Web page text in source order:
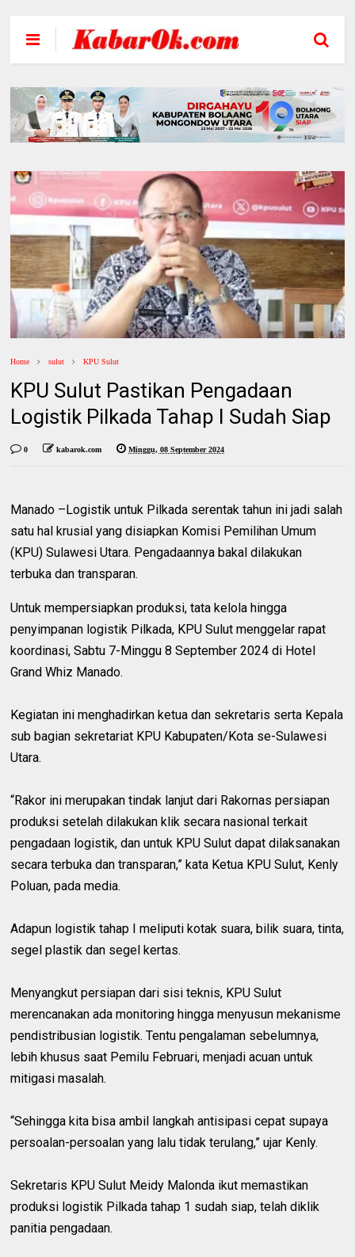
Home sulut KPU Sulut
KPU Sulut Pastikan Pengadaan
Logistik Pilkada Tahap I Sudah Siap
0 kabarok.com Minggu, 08 September 2024
Manado –Logistik untuk Pilkada serentak tahun ini jadi salah
satu hal krusial yang disiapkan Komisi Pemilihan Umum
(KPU) Sulawesi Utara. Pengadaannya bakal dilakukan
terbuka dan transparan.
Untuk mempersiapkan produksi, tata kelola hingga
penyimpanan logistik Pilkada, KPU Sulut menggelar rapat
koordinasi, Sabtu 7-Minggu 8 September 2024 di Hotel
Grand Whiz Manado.
Kegiatan ini menghadirkan ketua dan sekretaris serta Kepala
sub bagian sekretariat KPU Kabupaten/Kota se-Sulawesi
Utara.
“Rakor ini merupakan tindak lanjut dari Rakornas persiapan
produksi setelah dilakukan klik secara nasional terkait
pengadaan logistik, dan untuk KPU Sulut dapat dilaksanakan
secara terbuka dan transparan,” kata Ketua KPU Sulut, Kenly
Poluan, pada media.
Adapun logistik tahap I meliputi kotak suara, bilik suara, tinta,
segel plastik dan segel kertas.
Menyangkut persiapan dari sisi teknis, KPU Sulut
merencanakan ada monitoring hingga menyusun mekanisme
pendistribusian logistik. Tentu pengalaman sebelumnya,
lebih khusus saat Pemilu Februari, menjadi acuan untuk
mitigasi masalah.
“Sehingga kita bisa ambil langkah antisipasi cepat supaya
persoalan-persoalan yang lalu tidak terulang,” ujar Kenly.
Sekretaris KPU Sulut Meidy Malonda ikut memastikan
produksi logistik Pilkada tahap 1 sudah siap, telah diklik
panitia pengadaan.